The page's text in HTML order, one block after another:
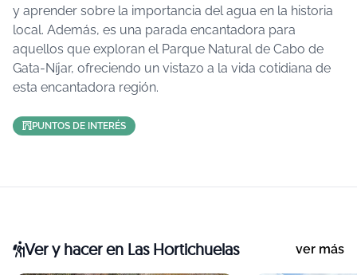
y aprender sobre la importancia del agua en la historia
local. Además, es una parada encantadora para
aquellos que exploran el Parque Natural de Cabo de
Gata-Níjar, ofreciendo un vistazo a la vida cotidiana de
esta encantadora región.
PUNTOS DE INTERÉS
Ver y haceren Las Hortichuelas ver más